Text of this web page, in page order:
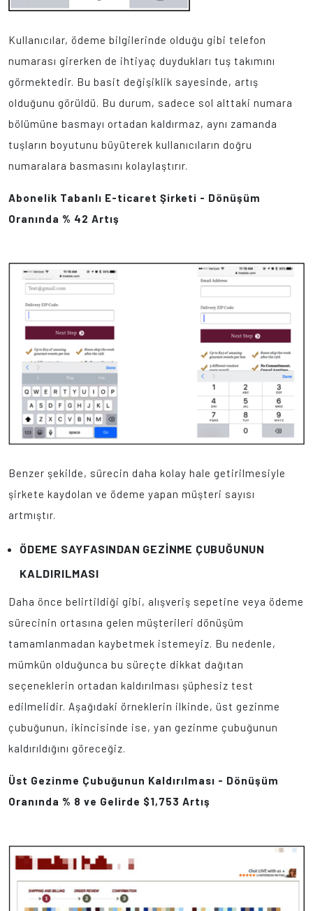
Kullanıcılar, ödeme bilgilerinde olduğu gibi telefon
numarası girerken de ihtiyaç duydukları tuş takımını
görmektedir. Bu basit değişiklik sayesinde, artış
olduğunu görüldü. Bu durum, sadece sol alttaki numara
bölümüne basmayı ortadan kaldırmaz, aynı zamanda
tuşların boyutunu büyüterek kullanıcıların doğru
numaralara basmasını kolaylaştırır.
Abonelik Tabanlı E-ticaret Şirketi - Dönüşüm
Oranında % 42 Artış
Benzer şekilde, sürecin daha kolay hale getirilmesiyle
şirkete kaydolan ve ödeme yapan müşteri sayısı
artmıştır.
ÖDEME SAYFASINDAN GEZİNME ÇUBUĞUNUN
KALDIRILMASI
Daha önce belirtildiği gibi, alışveriş sepetine veya ödeme
sürecinin ortasına gelen müşterileri dönüşüm
tamamlanmadan kaybetmek istemeyiz. Bu nedenle,
mümkün olduğunca bu süreçte dikkat dağıtan
seçeneklerin ortadan kaldırılması şüphesiz test
edilmelidir. Aşağıdaki örneklerin ilkinde, üst gezinme
çubuğunun, ikincisinde ise, yan gezinme çubuğunun
kaldırıldığını göreceğiz.
Üst Gezinme Çubuğunun Kaldırılması - Dönüşüm
Oranında % 8 ve Gelirde $1,753 Artış